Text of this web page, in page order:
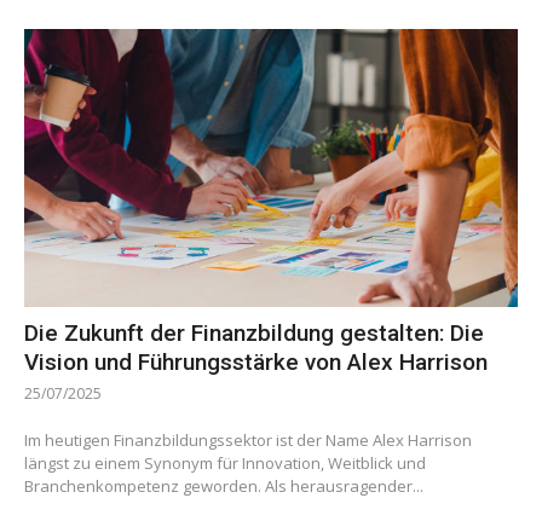
Die Zukunft der Finanzbildung gestalten: Die
Vision und Führungsstärke von Alex Harrison
25/07/2025
Im heutigen Finanzbildungssektor ist der Name Alex Harrison
längst zu einem Synonym für Innovation, Weitblick und
Branchenkompetenz geworden. Als herausragender...